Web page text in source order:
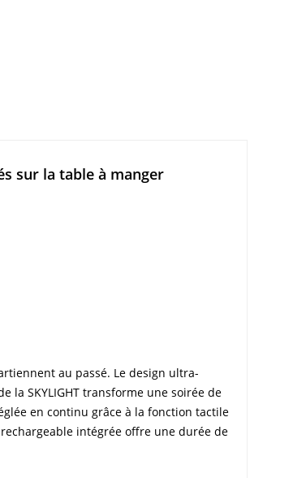
sur la table à manger
au passé. Le design ultra-
la SKYLIGHT transforme une soirée de
en continu grâce à la fonction tactile
intégrée offre une durée de